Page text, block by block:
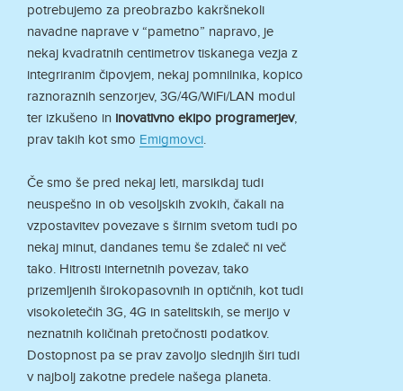
potrebujemo za preobrazbo kakršnekoli
navadne naprave v “pametno” napravo, je
nekaj kvadratnih centimetrov tiskanega vezja z
integriranim čipovjem, nekaj pomnilnika, kopico
raznoraznih senzorjev, 3G/4G/WiFi/LAN modul
ter izkušeno in inovativno ekipo programerjev,
prav takih kot smo Emigmovci.
Če smo še pred nekaj leti, marsikdaj tudi
neuspešno in ob vesoljskih zvokih, čakali na
vzpostavitev povezave s širnim svetom tudi po
nekaj minut, dandanes temu še zdaleč ni več
tako. Hitrosti internetnih povezav, tako
prizemljenih širokopasovnih in optičnih, kot tudi
visokoletečih 3G, 4G in satelitskih, se merijo v
neznatnih količinah pretočnosti podatkov.
Dostopnost pa se prav zavoljo slednjih širi tudi
v najbolj zakotne predele našega planeta.